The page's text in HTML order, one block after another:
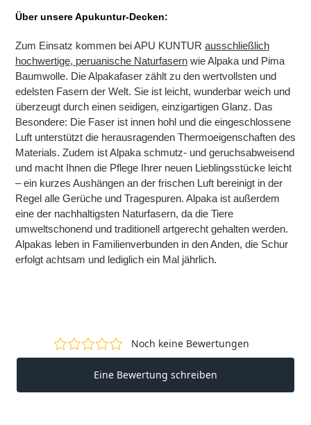
Über unsere Apukuntur-Decken:
Zum Einsatz kommen bei APU KUNTUR ausschließlich
hochwertige, peruanische Naturfasern wie Alpaka und Pima
Baumwolle. Die Alpakafaser zählt zu den wertvollsten und
edelsten Fasern der Welt. Sie ist leicht, wunderbar weich und
überzeugt durch einen seidigen, einzigartigen Glanz. Das
Besondere: Die Faser ist innen hohl und die eingeschlossene
Luft unterstützt die herausragenden Thermoeigenschaften des
Materials. Zudem ist Alpaka schmutz- und geruchsabweisend
und macht Ihnen die Pflege Ihrer neuen Lieblingsstücke leicht
– ein kurzes Aushängen an der frischen Luft bereinigt in der
Regel alle Gerüche und Tragespuren. Alpaka ist außerdem
eine der nachhaltigsten Naturfasern, da die Tiere
umweltschonend und traditionell artgerecht gehalten werden.
Alpakas leben in Familienverbunden in den Anden, die Schur
erfolgt achtsam und lediglich ein Mal jährlich.